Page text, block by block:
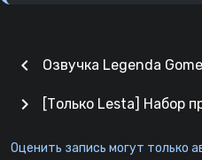
chevron_left Озвучка Legenda
[Только Lesta] Набор
chevron_right
Оценить запись могут только